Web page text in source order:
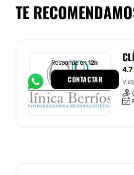
TE
4.7
Responde en12h
CONTACTAR